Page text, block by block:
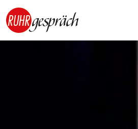
Skip to main content